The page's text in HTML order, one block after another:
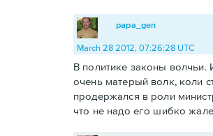
papa_gen
March 28 2012, 07:26:28 UTC
В политике законы волчьи.
очень матерый волк, коли
продержался в роли
что не надо его шибко